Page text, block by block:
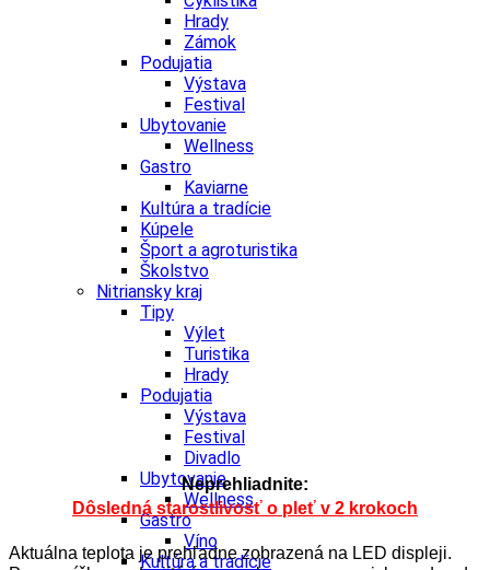
Hrady
Zámok
Podujatia
Výstava
Festival
Ubytovanie
Wellness
Gastro
Kaviarne
Kultúra a tradície
Kúpele
Šport a agroturistika
Školstvo
Nitriansky kraj
Tipy
Výlet
Turistika
Hrady
Podujatia
Výstava
Festival
Divadlo
Ubytovanie
Wellness
Gastro
Víno
Kultúra a tradície
Neprehliadnite:
Dôsledná starostlivosť o pleť v 2 krokoch
Aktuálna teplota je prehľadne zobrazená na LED displeji.